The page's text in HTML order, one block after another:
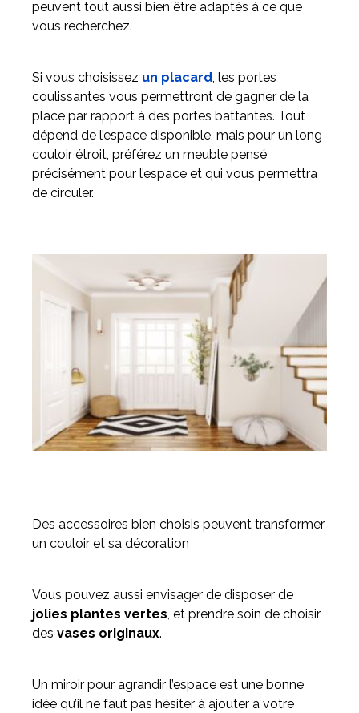
peuvent tout aussi bien être adaptés à ce que
vous recherchez.
Si vous choisissez un placard, les portes
coulissantes vous permettront de gagner de la
place par rapport à des portes battantes. Tout
dépend de l’espace disponible, mais pour un long
couloir étroit, préférez un meuble pensé
précisément pour l’espace et qui vous permettra
de circuler.
Des accessoires bien choisis peuvent transformer
un couloir et sa décoration
Vous pouvez aussi envisager de disposer de
jolies plantes vertes, et prendre soin de choisir
des vases originaux.
Un miroir pour agrandir l’espace est une bonne
idée qu’il ne faut pas hésiter à ajouter à votre